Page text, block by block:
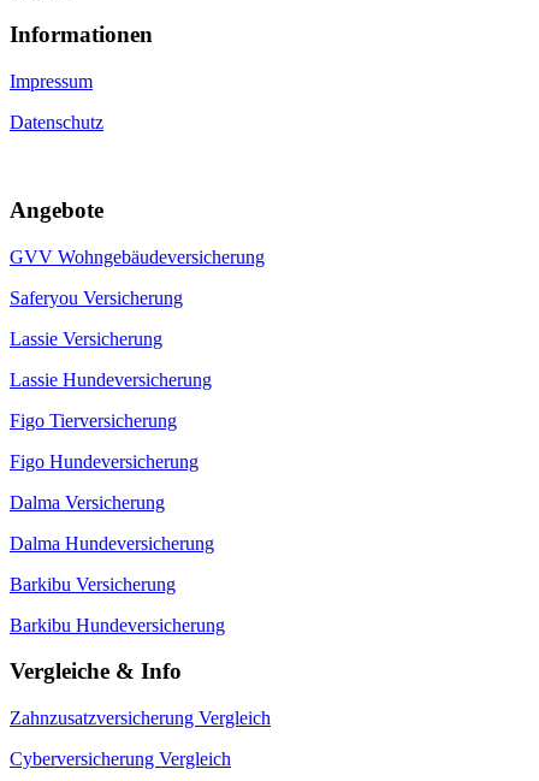
Informa­tionen
Impressum
Datenschutz
Angebote
GVV Wohngebäudeversicherung
Saferyou Versicherung
Lassie Versicherung
Lassie Hundeversicherung
Figo Tierversicherung
Figo Hundeversicherung
Dalma Versicherung
Dalma Hundeversicherung
Barkibu Versicherung
Barkibu Hundeversicherung
Vergleiche & Info
Zahnzusatzversicherung Vergleich
Cyberversicherung Vergleich